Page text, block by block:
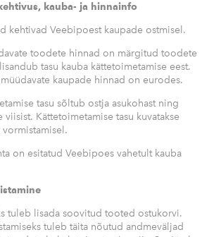
kauba- ja hinnainfo
kehtivad Veebipoest kaupade ostmisel.
toodete hinnad on märgitud toodete
tasu kauba kättetoimetamise eest.
kaupade hinnad on eurodes.
tasu sõltub ostja asukohast ning
viisist. Kättetoimetamise tasu kuvatakse
on esitatud Veebipoes vahetult kauba
tuleb lisada soovitud tooted ostukorvi.
tuleb täita nõutud andmeväljad